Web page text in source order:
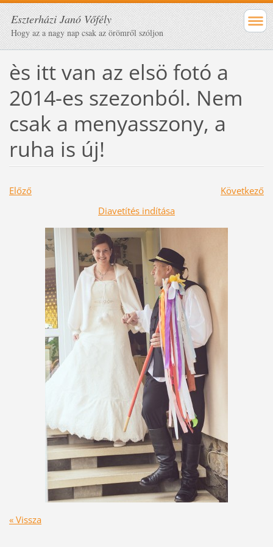
Eszterházi Janó Vőfély
Hogy az a nagy nap csak az örömről szóljon
ès itt van az elsö fotó a
2014-es szezonból. Nem
csak a menyasszony, a
ruha is új!
Előző
Következő
Diavetítés indítása
« Vissza